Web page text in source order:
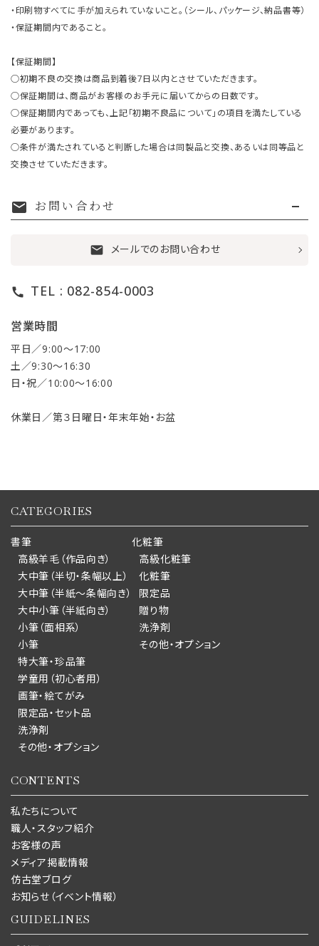
・印刷物すべてに手が加えられていないこと。（シール、パッケージ、納品書等）
・保証期間内であること。
【保証期間】
○初期不良の交換は商品到着後7日以内とさせていただきます。
○保証期間は、商品がお客様のお手元に届いてからの日数です。
○保証期間内であっても、上記「初期不良品について」の項目を満たしている
必要があります。
○条件が満たされていると判断した場合は同製品と交換、あるいは同等品と
交換させていただきます。
mail お問い合わせ
mail メールでのお問い合わせ
call TEL : 082-854-0003
営業時間
平日／9:00〜17:00
土／9:30〜16:30
日・祝／10:00〜16:00
休業日／第３日曜日・年末年始・お盆
CATEGORIES
書筆
高級羊毛（作品向き）
大中筆（半切・条幅以上）
大中筆（半紙～条幅向き）
大中小筆（半紙向き）
小筆（面相系）
小筆
特大筆・珍品筆
学童用（初心者用）
画筆・絵てがみ
限定品・セット品
洗浄剤
その他・オプション
化粧筆
高級化粧筆
化粧筆
限定品
贈り物
洗浄剤
その他・オプション
CONTENTS
私たちについて
職人・スタッフ紹介
お客様の声
メディア掲載情報
仿古堂ブログ
お知らせ（イベント情報）
GUIDELINES